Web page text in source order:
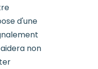
d'une
non